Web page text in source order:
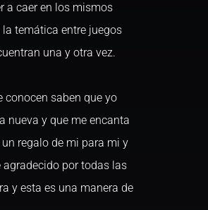
a caer en los mismos
temática entre juegos
una y otra vez.
conocen saben que yo
nueva y que me encanta
regalo de mi para mi y
por todas las
y esta es una manera de